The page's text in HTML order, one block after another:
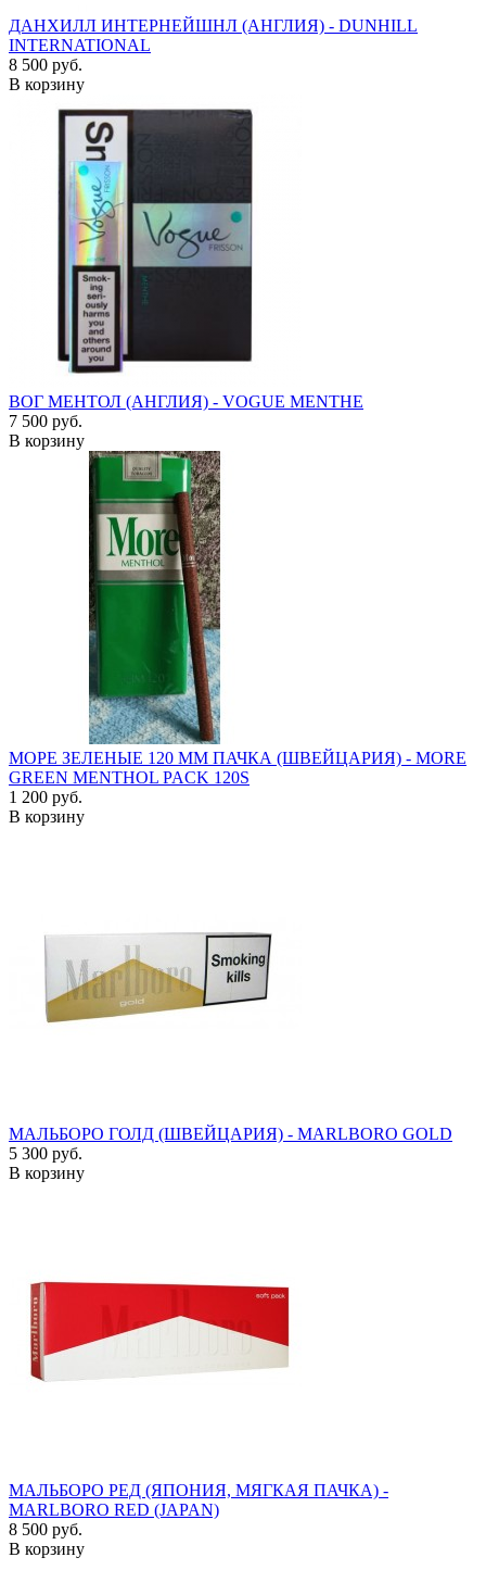
ДАНХИЛЛ ИНТЕРНЕЙШНЛ (АНГЛИЯ) - DUNHILL
INTERNATIONAL
8 500 руб.
В корзину
ВОГ МЕНТОЛ (АНГЛИЯ) - VOGUE MENTHE
7 500 руб.
В корзину
МОРЕ ЗЕЛЕНЫЕ 120 ММ ПАЧКА (ШВЕЙЦАРИЯ) - MORE
GREEN MENTHOL PACK 120S
1 200 руб.
В корзину
МАЛЬБОРО ГОЛД (ШВЕЙЦАРИЯ) - MARLBORO GOLD
5 300 руб.
В корзину
МАЛЬБОРО РЕД (ЯПОНИЯ, МЯГКАЯ ПАЧКА) -
MARLBORO RED (JAPAN)
8 500 руб.
В корзину